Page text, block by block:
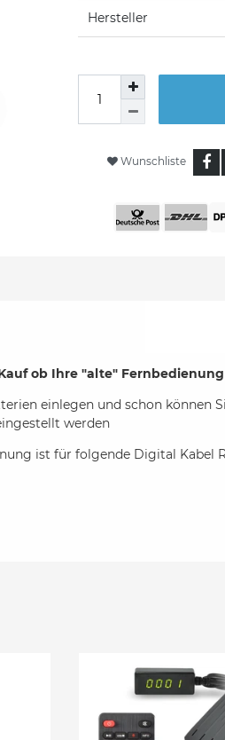
Hersteller
Wunschliste
ob Ihre "alte"
einlegen und schon können
werden
ist für folgende Digital Kabel